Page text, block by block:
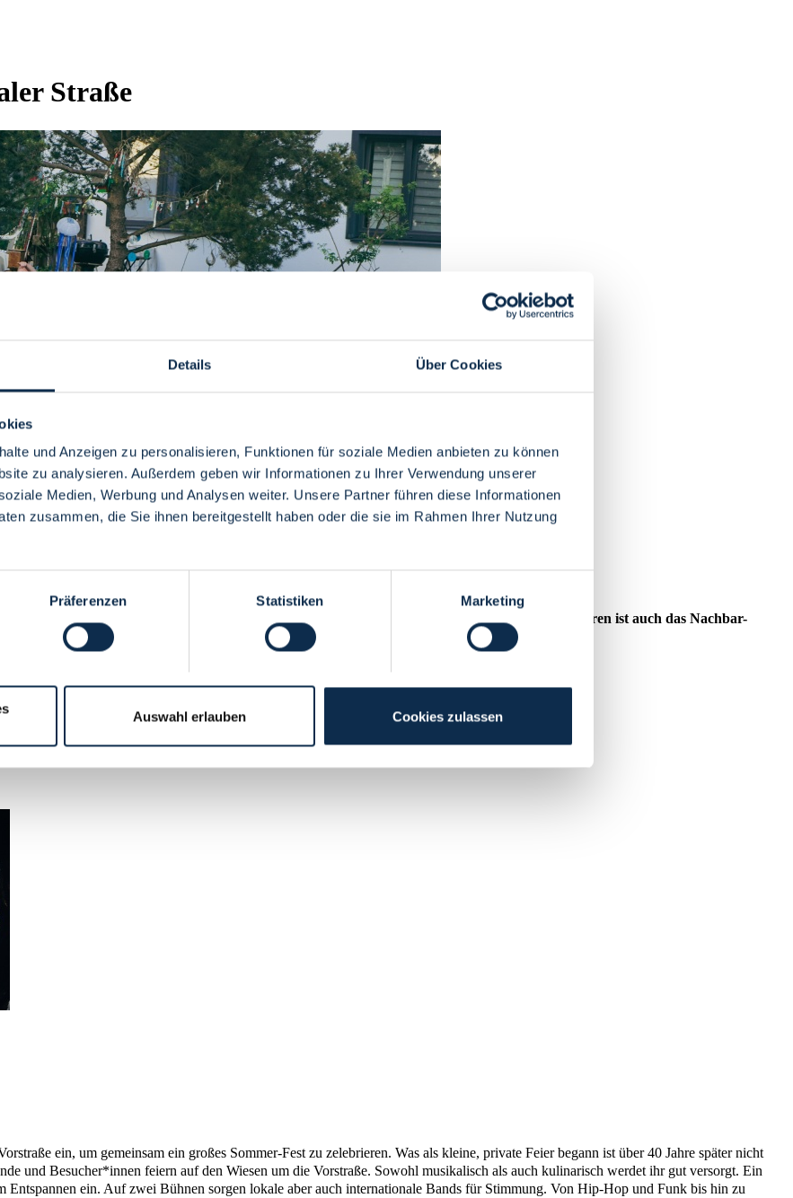
Details Über Cookies
und Anzeigen zu personalisieren, Funktionen für soziale Medien anbieten zu können
zu analysieren. Außerdem geben wir Informationen zu Ihrer Verwendung unserer
Medien, Werbung und Analysen weiter. Unsere Partner führen diese Informationen
zusammen, die Sie ihnen bereitgestellt haben oder die sie im Rahmen Ihrer Nutzung
Präferenzen Statistiken Marketing
Auswahl erlauben Cookies zulassen
Straße
Vorstraße jeden Sommer zu einem großen Fest in ihrem Innenhof. Seit einigen Jahren ist auch das Nachbar-
ein, um gemeinsam ein großes Sommer-Fest zu zelebrieren. Was als kleine, private Feier begann ist über 40 Jahre später nicht
und Besucher*innen feiern auf den Wiesen um die Vorstraße. Sowohl musikalisch als auch kulinarisch werdet ihr gut versorgt. Ein
ein. Auf zwei Bühnen sorgen lokale aber auch internationale Bands für Stimmung. Von Hip-Hop und Funk bis hin zu